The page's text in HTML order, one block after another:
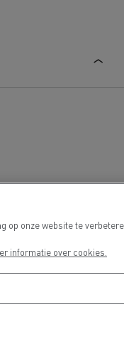
op onze website te
informatie over cookies.